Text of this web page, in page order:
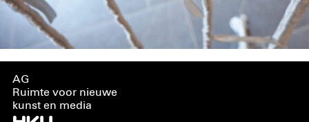
AG
Ruimte voor nieuwe
kunst en media